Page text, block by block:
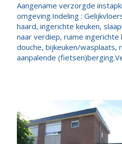
Aangename verzorgde
omgeving.Indeling :
haard, ingerichte keuken,
naar verdiep, ruime
douche, bijkeuken/wasplaats,
aanpalende